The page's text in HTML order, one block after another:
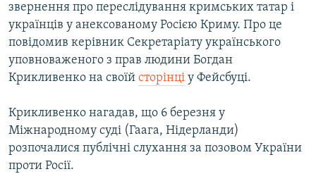
звернення про переслідування кримських татар і
українців у анексованому Росією Криму. Про це
повідомив керівник Секретаріату українського
уповноваженого з прав людини Богдан
Крикливенко на своїй сторінці у Фейсбуці.
Крикливенко нагадав, що 6 березня у
Міжнародному суді (Гаага, Нідерланди)
розпочалися публічні слухання за позовом України
проти Росії.